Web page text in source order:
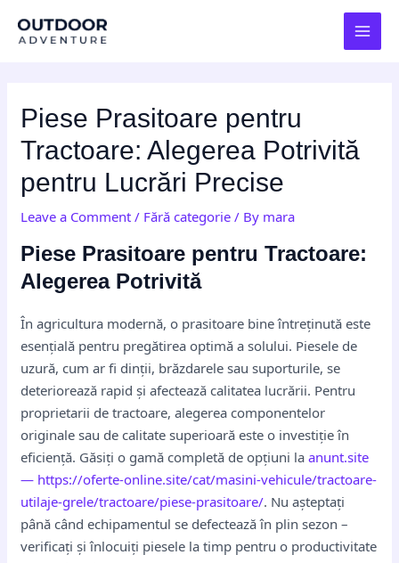
Piese Prasitoare pentru
Tractoare: Alegerea Potrivită
pentru Lucrări Precise
Leave a Comment / Fără categorie / By mara
Piese Prasitoare pentru Tractoare:
Alegerea Potrivită
În agricultura modernă, o prasitoare bine întreținută este
esențială pentru pregătirea optimă a solului. Piesele de
uzură, cum ar fi dinții, brăzdarele sau suporturile, se
deteriorează rapid și afectează calitatea lucrării. Pentru
proprietarii de tractoare, alegerea componentelor
originale sau de calitate superioară este o investiție în
eficiență. Găsiți o gamă completă de opțiuni laanunt.site
— https://oferte-online.site/cat/masini-vehicule/tractoare-
utilaje-grele/tractoare/piese-prasitoare/. Nu așteptați
până când echipamentul se defectează în plin sezon –
verificați și înlocuiți piesele la timp pentru o productivitate
navigation